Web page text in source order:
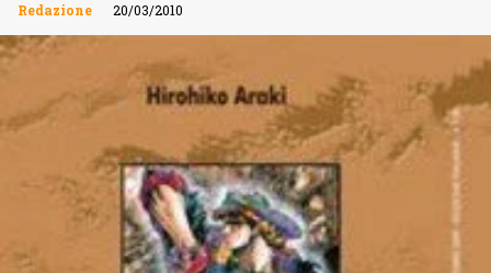
Redazione 20/03/2010